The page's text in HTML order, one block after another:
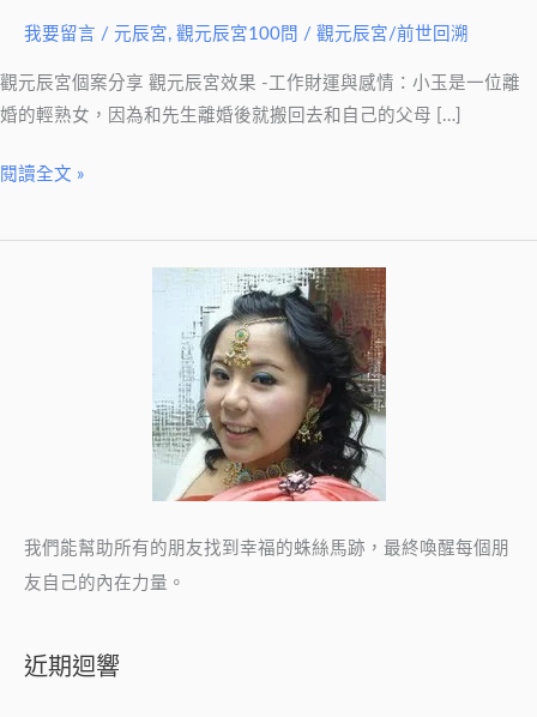
我要留言 / 元辰宮, 觀元辰宮100問 / 觀元辰宮/前世回溯
觀元辰宮個案分享 觀元辰宮效果 -工作財運與感情：小玉是一位離
婚的輕熟女，因為和先生離婚後就搬回去和自己的父母 […]
自
掌：
閱讀全文 »
我們能幫助所有的朋友找到幸福的蛛絲馬跡，最終喚醒每個朋
友自己的內在力量。
近期迴響